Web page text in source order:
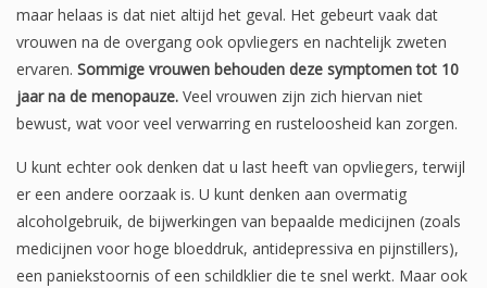
maar helaas is dat niet altijd het geval. Het gebeurt vaak dat
vrouwen na de overgang ook opvliegers en nachtelijk zweten
ervaren. Sommige vrouwen behouden deze symptomen tot 10
jaar na de menopauze. Veel vrouwen zijn zich hiervan niet
bewust, wat voor veel verwarring en rusteloosheid kan zorgen.
U kunt echter ook denken dat u last heeft van opvliegers, terwijl
er een andere oorzaak is. U kunt denken aan overmatig
alcoholgebruik, de bijwerkingen van bepaalde medicijnen (zoals
medicijnen voor hoge bloeddruk, antidepressiva en pijnstillers),
een paniekstoornis of een schildklier die te snel werkt. Maar ook